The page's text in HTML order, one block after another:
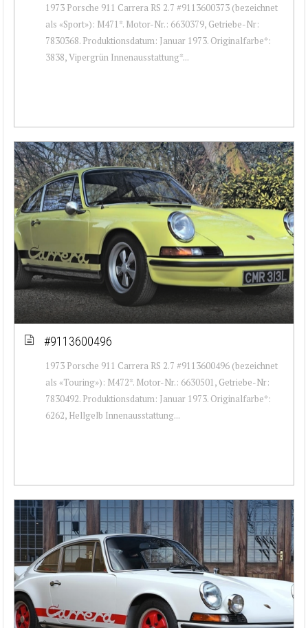
1973 Porsche 911 Carrera RS 2.7 #9113600373 (bezeichnet
als «Sport»): M471*. Motor-Nr.: 6630379, Getriebe-Nr:
7830368. Produktionsdatum: Januar 1973. Originalfarbe*:
3838, Vipergrün Innenausstattung*...
#9113600496
1973 Porsche 911 Carrera RS 2.7 #9113600496 (bezeichnet
als «Touring»): M472*. Motor-Nr.: 6630501, Getriebe-Nr:
7830492. Produktionsdatum: Januar 1973. Originalfarbe*:
6262, Hellgelb Innenausstattung...